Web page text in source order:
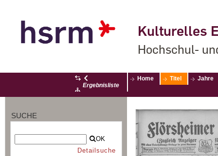
Kulturelles
Hochschul-
Ergebnisliste
Home Titel Jahre
SUCHE
OK
Detailsuche